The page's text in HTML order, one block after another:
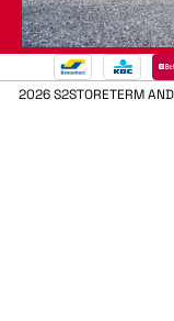
2026 S2STORETERM